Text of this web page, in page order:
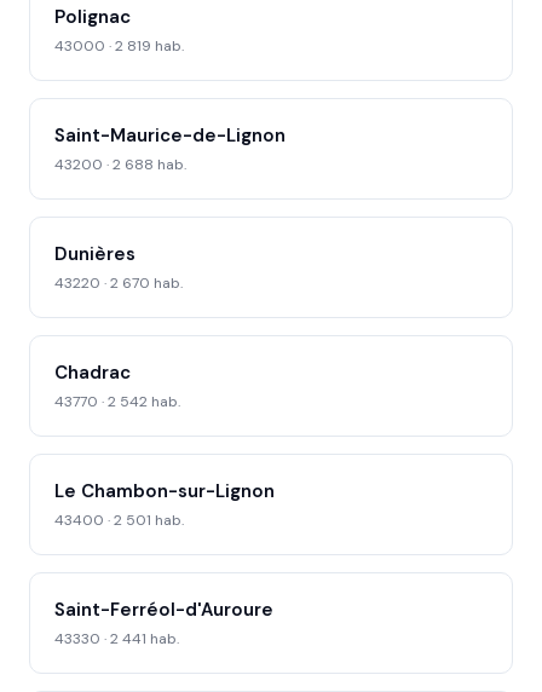
Polignac
43000 · 2 819 hab.
Saint-Maurice-de-Lignon
43200 · 2 688 hab.
Dunières
43220 · 2 670 hab.
Chadrac
43770 · 2 542 hab.
Le Chambon-sur-Lignon
43400 · 2 501 hab.
Saint-Ferréol-d'Auroure
43330 · 2 441 hab.